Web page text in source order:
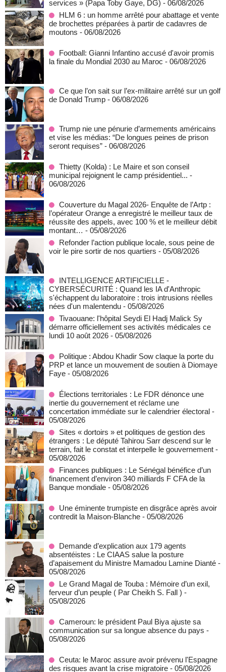
services » (Papa Toby Gaye, DG) - 06/08/2026
HLM 6 : un homme arrêté pour abattage et vente
de brochettes préparées à partir de cadavres de
moutons - 06/08/2026
Football: Gianni Infantino accusé d'avoir promis
la finale du Mondial 2030 au Maroc - 06/08/2026
Ce que l’on sait sur l’ex-militaire arrêté sur un golf
de Donald Trump - 06/08/2026
Trump nie une pénurie d’armements américains
et vise les médias: “De longues peines de prison
seront requises” - 06/08/2026
‎Thietty (Kolda) : Le Maire et son conseil
municipal rejoignent le camp présidentiel... -
06/08/2026
Couverture du Magal 2026- Enquête de l’Artp :
l’opérateur Orange a enregistré le meilleur taux de
réussite des appels, avec 100 % et le meilleur débit
montant… - 05/08/2026
Refonder l’action publique locale, sous peine de
voir le pire sortir de nos quartiers - 05/08/2026
INTELLIGENCE ARTIFICIELLE -
CYBERSÉCURITÉ : Quand les IA d'Anthropic
s'échappent du laboratoire : trois intrusions réelles
nées d'un malentendu - 05/08/2026
Tivaouane: l'hôpital Seydi El Hadj Malick Sy
démarre officiellement ses activités médicales ce
lundi 10 août 2026 - 05/08/2026
Politique : Abdou Khadir Sow claque la porte du
PRP et lance un mouvement de soutien à Diomaye
Faye - 05/08/2026
Élections territoriales : Le FDR dénonce une
inertie du gouvernement et réclame une
concertation immédiate sur le calendrier électoral -
05/08/2026
Sites « dortoirs » et politiques de gestion des
étrangers : Le député Tahirou Sarr descend sur le
terrain, fait le constat et interpelle le gouvernement -
05/08/2026
Finances publiques : Le Sénégal bénéfice d’un
financement d’environ 340 milliards F CFA de la
Banque mondiale - 05/08/2026
Une éminente trumpiste en disgrâce après avoir
contredit la Maison-Blanche - 05/08/2026
Demande d’explication aux 179 agents
absentéistes : Le CIAAS salue la posture
d’apaisement du Ministre Mamadou Lamine Dianté -
05/08/2026
Le Grand Magal de Touba : Mémoire d’un exil,
ferveur d’un peuple ( Par Cheikh S. Fall ) -
05/08/2026
Cameroun: le président Paul Biya ajuste sa
communication sur sa longue absence du pays -
05/08/2026
Ceuta: le Maroc assure avoir prévenu l'Espagne
des risques avant la crise migratoire - 05/08/2026